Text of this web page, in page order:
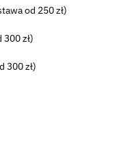
od 250 zł)
zł)
300 zł)